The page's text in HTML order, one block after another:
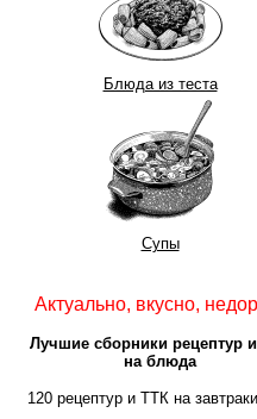
Блюда из теста
Супы
Актуально, вкусно,
Лучшие сборники рецептур
на блюда
120 рецептур и ТТК на завтраки